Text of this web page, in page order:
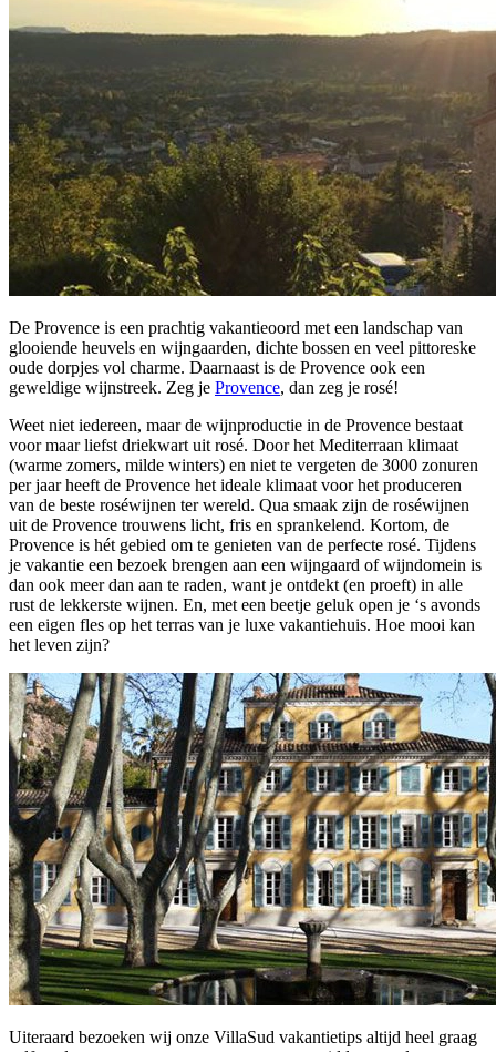
De Provence is een prachtig vakantieoord met een landschap van
glooiende heuvels en wijngaarden, dichte bossen en veel pittoreske
oude dorpjes vol charme. Daarnaast is de Provence ook een
geweldige wijnstreek. Zeg je Provence, dan zeg je rosé!
Weet niet iedereen, maar de wijnproductie in de Provence bestaat
voor maar liefst driekwart uit rosé. Door het Mediterraan klimaat
(warme zomers, milde winters) en niet te vergeten de 3000 zonuren
per jaar heeft de Provence het ideale klimaat voor het produceren
van de beste roséwijnen ter wereld. Qua smaak zijn de roséwijnen
uit de Provence trouwens licht, fris en sprankelend. Kortom, de
Provence is hét gebied om te genieten van de perfecte rosé. Tijdens
je vakantie een bezoek brengen aan een wijngaard of wijndomein is
dan ook meer dan aan te raden, want je ontdekt (en proeft) in alle
rust de lekkerste wijnen. En, met een beetje geluk open je ‘s avonds
een eigen fles op het terras van je luxe vakantiehuis. Hoe mooi kan
het leven zijn?
Uiteraard bezoeken wij onze VillaSud vakantietips altijd heel graag